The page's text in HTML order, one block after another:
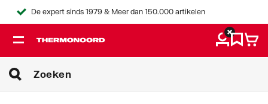
De expert sinds 1979 & Meer dan 150.000 artikelen